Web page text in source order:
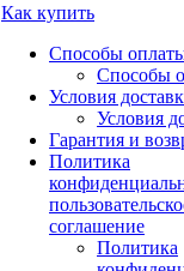
Как купить
Способы
Способы
Условия
Условия
Гарантия и
Политика
соглашение
Политика